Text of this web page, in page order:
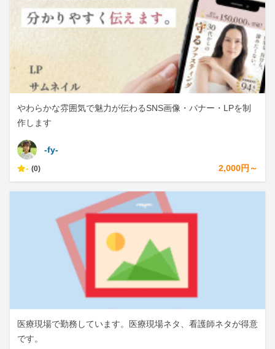
やわらかな雰囲気で魅力が伝わるSNS画像・バナー・LPを制
作します
-fy-
- (0) 2,000円～
医療現場で勤務しています。医療現場ネタ、看護師ネタが得意
です。